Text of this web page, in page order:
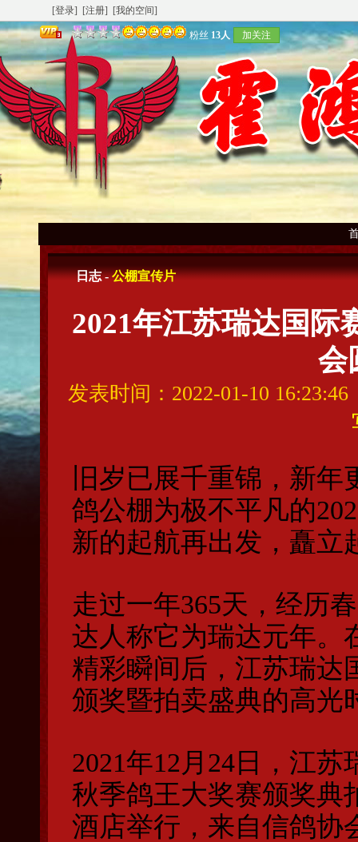
[登录] [注册] [我的空间]
粉丝 13人 加关注
日志 -公棚宣传片
2021年江苏瑞达国际
会
发表时间：2022-01-10
旧岁已展千重锦，新
鸽公棚为极不平凡的
新的起航再出发，矗立
走过一年365天，经历
达人称它为瑞达元年。
精彩瞬间后，江苏瑞达
颁奖暨拍卖盛典的高光
2021年12月24日，江
秋季鸽王大奖赛颁奖典
酒店举行，来自信鸽协